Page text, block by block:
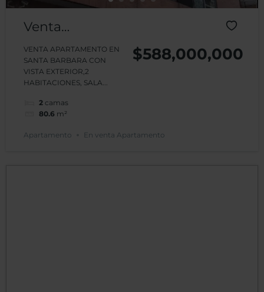
Venta
Apartamento
401 Edificio
Ejecutivo Plaza
Santa Barbara
VENTA APARTAMENTO EN
SANTA BARBARA CON
VISTA EXTERIOR,2
HABITACIONES, SALA...
2 camas
80.6 m²
$588,000,000
Apartamento En venta Apartamento